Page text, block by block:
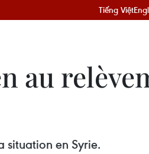
Tiếng Việt
au
situation en Syrie.